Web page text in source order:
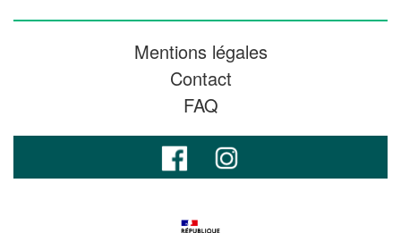
Mentions légales
Contact
FAQ